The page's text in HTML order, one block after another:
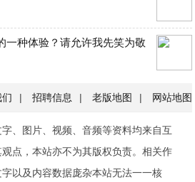
一种体验？请允许我先笑为敬
| 招聘信息 | 老版地图 | 网站地图
、图片、视频、音频等资料均来自互
点，本站亦不为其版权负责。相关作
以及内容数据庞杂本站无法一一核